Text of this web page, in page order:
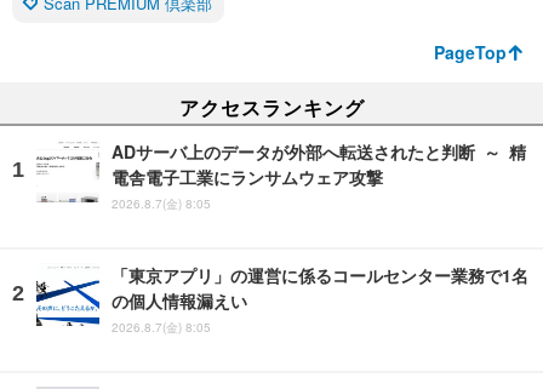
PageTop
アクセスランキング
ADサーバ上のデータが外部へ転送されたと判断 ～ 精
電舎電子工業にランサムウェア攻撃
2026.8.7(金) 8:05
「東京アプリ」の運営に係るコールセンター業務で1名
の個人情報漏えい
2026.8.7(金) 8:05